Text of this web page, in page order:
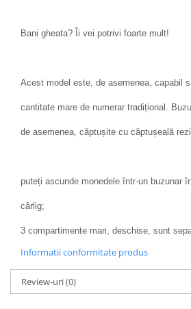
Bani gheata? Îi vei potrivi foarte mult!
Acest model este, de asemenea, capabil
cantitate mare de numerar tradițional.
de asemenea, căptușite cu căptușeală
puteți ascunde monedele într-un buzunar
cârlig;
3 compartimente mari, deschise, sunt
Informatii conformitate produs
Review-uri(0)